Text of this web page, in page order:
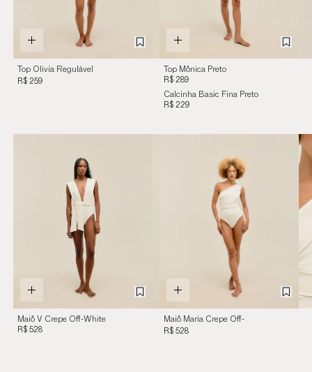
Top Olivia Regulável
Preto
R$ 259
Top Mônica Preto
R$ 289
Calcinha Basic Fina Preto
R$ 229
Maiô V Crepe Off-White
R$ 528
Maiô Maria Crepe Off-
White
R$ 528